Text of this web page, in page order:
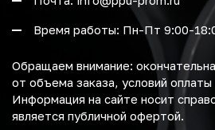
Время работы: Пн-Пт 9:00-
Обращаем внимание:
от объема заказа, условий
Информация на сайте носит
является публичной офертой.